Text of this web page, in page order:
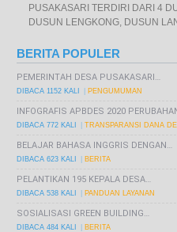
PUSAKASARI TERDIRI DARI 4
DUSUN LENGKONG, DUSUN
BERITA POPULER
PEMERINTAH DESA PUSAKASARI…
DIBACA 1152 KALI PENGUMUMAN
INFOGRAFIS APBDES 2020
DIBACA 772 KALI TRANSPARANSI DANA
BELAJAR BAHASA INGGRIS DENGAN…
DIBACA 623 KALI BERITA
PELANTIKAN 195 KEPALA DESA…
DIBACA 538 KALI PANDUAN LAYANAN
SOSIALISASI GREEN BUILDING…
DIBACA 484 KALI BERITA